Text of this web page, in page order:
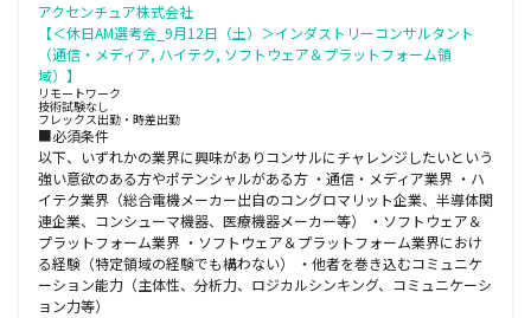
アクセンチュア株式会社
【＜休日AM選考会_9月12日（土）＞インダストリーコンサルタント
（通信・メディア, ハイテク, ソフトウェア＆プラットフォーム領
域）】
リモートワーク
技術試験なし
フレックス出勤・時差出勤
■必須条件
以下、いずれかの業界に興味がありコンサルにチャレンジしたいという
強い意欲のある方やポテンシャルがある方 ・通信・メディア業界 ・ハ
イテク業界（総合電機メーカー出自のコングロマリット企業、半導体関
連企業、コンシューマ機器、医療機器メーカー等） ・ソフトウェア＆
プラットフォーム業界 ・ソフトウェア＆プラットフォーム業界におけ
る経験（特定領域の経験でも構わない） ・他者を巻き込むコミュニケ
ーション能力（主体性、分析力、ロジカルシンキング、コミュニケーシ
ョン力等）